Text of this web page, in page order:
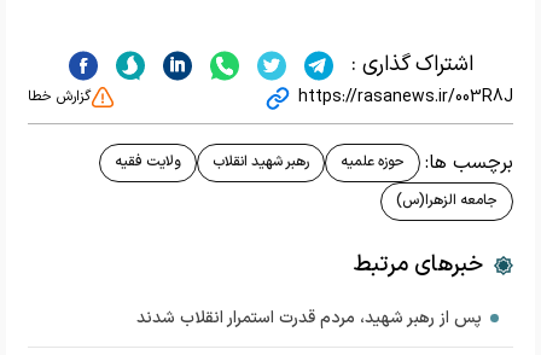
اشتراک گذاری :
https://rasanews.ir/003R8J گزارش خطا
برچسب ها: حوزه علمیه رهبر شهید انقلاب
ولایت فقیه
جامعه الزهرا(س)
خبرهای مرتبط
پس از رهبر شهید، مردم قدرت استمرار انقلاب شدند